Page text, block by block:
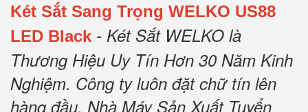
Két Sắt Sang Trọng WELKO US88
LED Black - Két Sắt WELKO là
Thương Hiệu Uy Tín Hơn 30 Năm Kinh
Nghiệm. Công ty luôn đặt chữ tín lên
hàng đầu. Nhà Máy Sản Xuất Tuyển